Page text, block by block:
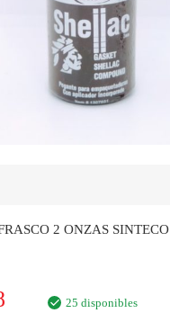
2 ONZAS SINTECO
25 disponibles